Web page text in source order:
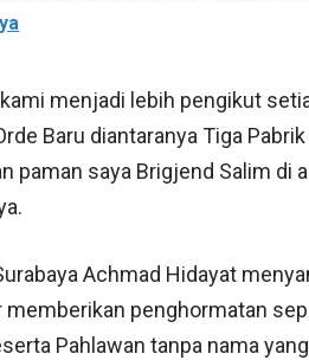
menjadi lebih pengikut
Baru diantaranya Tiga
paman saya Brigjend Salim di
Achmad Hidayat
memberikan penghormatan
Pahlawan tanpa nama